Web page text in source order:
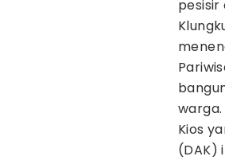
pesisir
warga.
Kios
(DAK)